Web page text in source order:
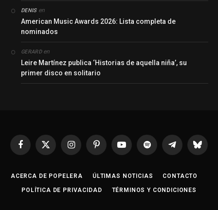
DENISen
American Music Awards 2026: Lista completa de
nominados
GERARDen
Leire Martínez publica ‘Historias de aquella niña’, su
primer disco en solitario
Facebook
X
InstagramPinterestYouTubeSpotify Telegrama
ACERCA DE POPELERA ÚLTIMAS NOTICIAS CONTACTO
POLÍTICA DE PRIVACIDAD TÉRMINOS Y CONDICIONES